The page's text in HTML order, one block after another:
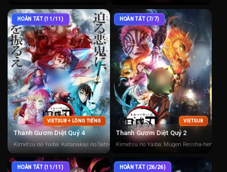
HOÀN TẤT (11/11)
VIETSUB + LỒNG TIẾNG
Thanh Gươm Diệt Quỷ 4
Kimetsu no Yaiba: Katanakaji no Sato-hen, Demon Slayer: Kimetsu no Yaiba
HOÀN TẤT (7/7)
VIETSUB
Thanh Gươm Diệt Quỷ 2
Kimetsu no Yaiba: Mugen Ressha-hen,
HOÀN TẤT (11/11) HOÀN TẤT (26/26)